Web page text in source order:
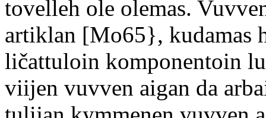
tovelleh ole olemas.
artiklan [Mo65},
ličattuloin komponentoin
viijen vuvven aigan da